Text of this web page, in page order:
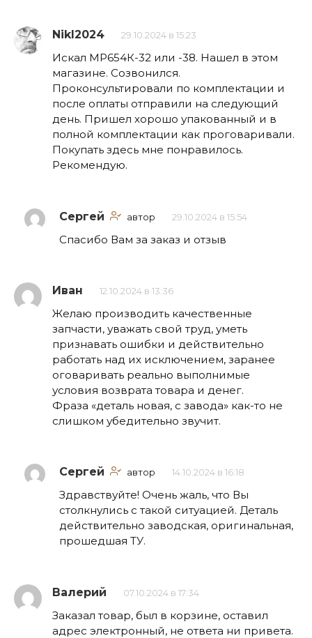
NikI2024 29.10.2024 в 15:23
Искал МР654К-32 или -38. Нашел в этом
магазине. Созвонился.
Проконсультировали по комплектации и
после оплаты отправили на следующий
день. Пришел хорошо упакованный и в
полной комплектации как проговаривали.
Покупать здесь мне понравилось.
Рекомендую.
Сергей автор 29.10.2024 в 15:54
Спасибо Вам за заказ и отзыв
Иван 12.10.2024 в 13:36
Желаю производить качественные
запчасти, уважать свой труд, уметь
признавать ошибки и действительно
работать над их исключением, заранее
оговаривать реально выполнимые
условия возврата товара и денег.
Фраза «деталь новая, с завода» как-то не
слишком убедительно звучит.
Сергей автор 14.10.2024 в 16:18
Здравствуйте! Очень жаль, что Вы
столкнулись с такой ситуацией. Деталь
действительно заводская, оригинальная,
прошедшая ТУ.
Валерий 07.10.2024 в 17:34
Заказал товар, был в корзине, оставил
адрес электронный, не ответа ни привета.